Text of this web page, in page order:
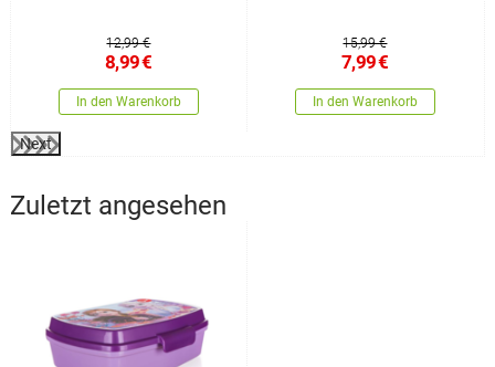
12,99 €
8,99€
In den Warenkorb
15,99 €
7,99€
In den Warenkorb
Next
Zuletzt angesehen